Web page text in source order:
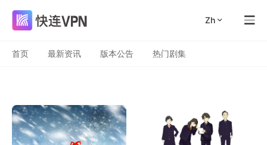
zh
首页 最新资讯 版本公告 热门剧集